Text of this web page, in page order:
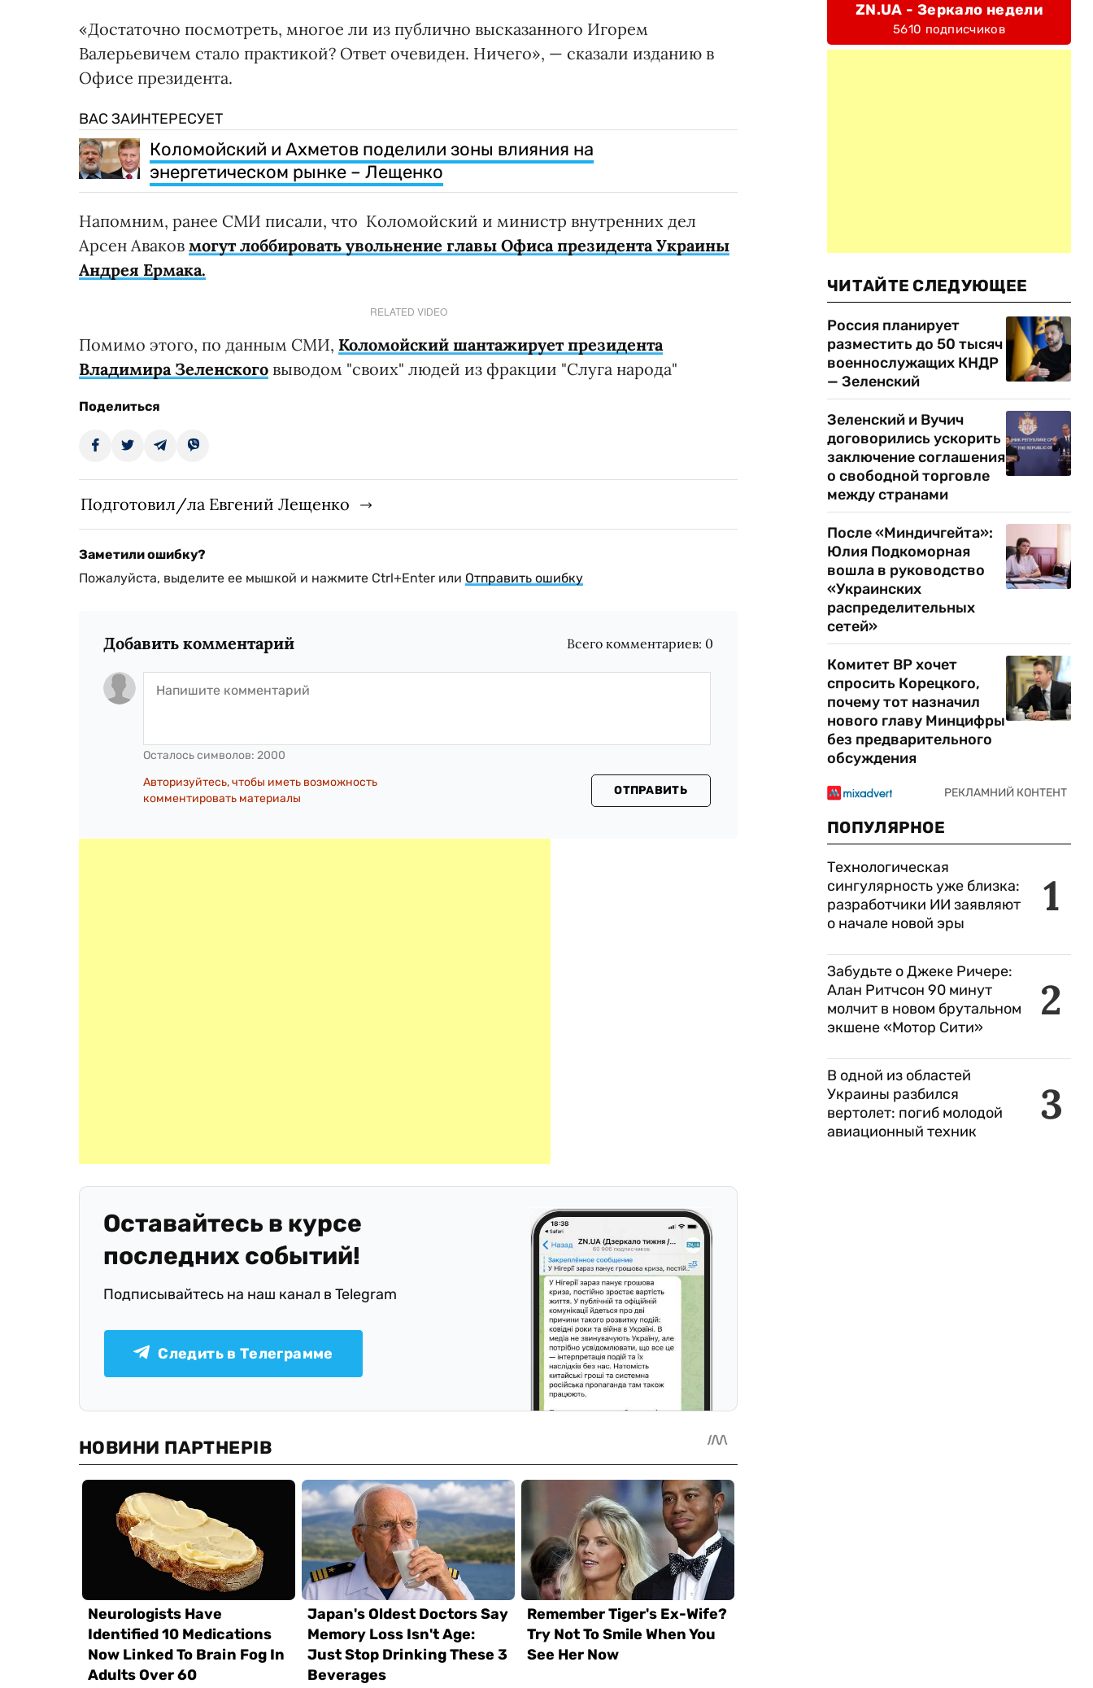
«Достаточно посмотреть, многое ли из публично высказанного Игорем
Валерьевичем стало практикой? Ответ очевиден. Ничего», — сказали изданию в
Офисе президента.
ВАС ЗАИНТЕРЕСУЕТ
Коломойский и Ахметов поделили зоны влияния на
энергетическом рынке – Лещенко
Напомним, ранее СМИ писали, что Коломойский и министр внутренних дел
Арсен Аваков могут лоббировать увольнение главы Офиса президента Украины
Андрея Ермака.
RELATED VIDEO
Помимо этого, по данным СМИ, Коломойский шантажирует президента
Владимира Зеленского выводом "своих" людей из фракции "Слуга народа"
Поделиться
Подготовил/ла Евгений Лещенко
Заметили ошибку?
Пожалуйста, выделите ее мышкой и нажмите Ctrl+Enter или Отправить ошибку
Добавить комментарий Всего комментариев: 0
Осталось символов: 2000
Авторизуйтесь, чтобы иметь возможность
комментировать материалы
ОТПРАВИТЬ
Оставайтесь в курсе
последних событий!
Подписывайтесь на наш канал в Telegram
Следить в Телеграмме
ZN.UA - Зеркало недели
5610 подписчиков
ЧИТАЙТЕ СЛЕДУЮЩЕЕ
Россия планирует
разместить до 50 тысяч
военнослужащих КНДР
— Зеленский
Зеленский и Вучич
договорились ускорить
заключение соглашения
о свободной торговле
между странами
После «Миндичгейта»:
Юлия Подкоморная
вошла в руководство
«Украинских
распределительных
сетей»
Комитет ВР хочет
спросить Корецкого,
почему тот назначил
нового главу Минцифры
без предварительного
обсуждения
ПОПУЛЯРНОЕ
1
Технологическая
сингулярность уже близка:
разработчики ИИ заявляют
о начале новой эры
2
Забудьте о Джеке Ричере:
Алан Ритчсон 90 минут
молчит в новом брутальном
экшене «Мотор Сити»
3
В одной из областей
Украины разбился
вертолет: погиб молодой
авиационный техник